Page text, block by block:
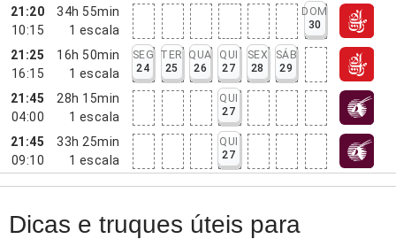
21:20
10:15
34h 55min
1 escala
DOM
30
21:25
16:15
16h 50min
1 escala
SEG
24
TER
25
QUA
26
QUI
27
SEX
28
SÁB
29
21:45
04:00
28h 15min
1 escala
QUI
27
21:45
09:10
33h 25min
1 escala
QUI
27
Dicas e truques úteis para